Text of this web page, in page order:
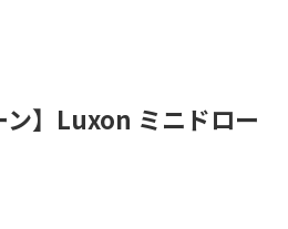
ン】Luxon ミニドロー